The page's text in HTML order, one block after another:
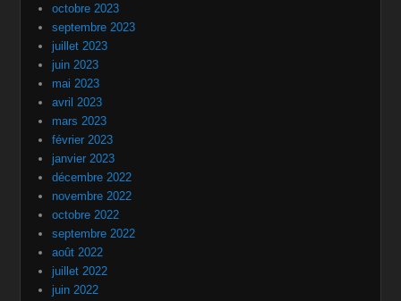
octobre 2023
septembre 2023
juillet 2023
juin 2023
mai 2023
avril 2023
mars 2023
février 2023
janvier 2023
décembre 2022
novembre 2022
octobre 2022
septembre 2022
août 2022
juillet 2022
juin 2022